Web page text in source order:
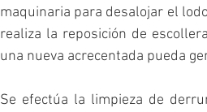
maquinaria para desalojar el
realiza la reposición de
una nueva acrecentada pueda
Se efectúa la limpieza de